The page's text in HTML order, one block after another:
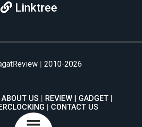
Linktree
| 2010-2026
ABOUT US REVIEW
GADGET
CONTACT US